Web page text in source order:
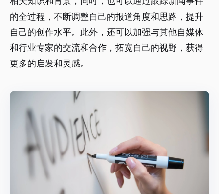
的全过程，不断调整自己的报道角度和思路，提升
自己的创作水平。此外，还可以加强与其他自媒体
和行业专家的交流和合作，拓宽自己的视野，获得
更多的启发和灵感。